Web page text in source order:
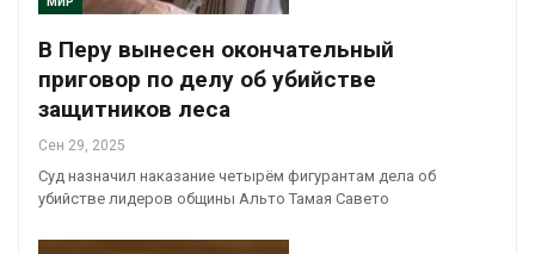
В Перу вынесен окончательный
приговор по делу об убийстве
защитников леса
Сен 29, 2025
Суд назначил наказание четырём фигурантам дела об
убийстве лидеров общины Альто Тамая Савето